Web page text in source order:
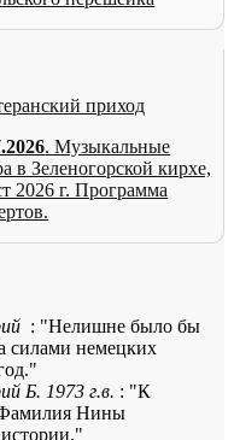
приход
. Музыкальные
в Зеленогорской кирхе,
2026 г. Программа
: "Нелишне было бы
силами немецких
Б. 1973 г.в. : "К
Нины